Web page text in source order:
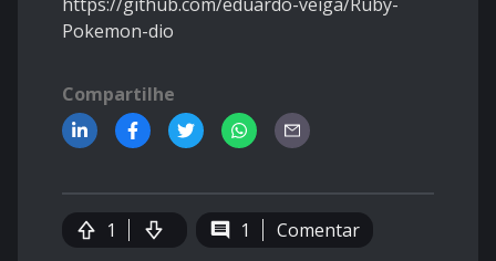
Pokemon-dio
Compartilhe
1 1 Comentar